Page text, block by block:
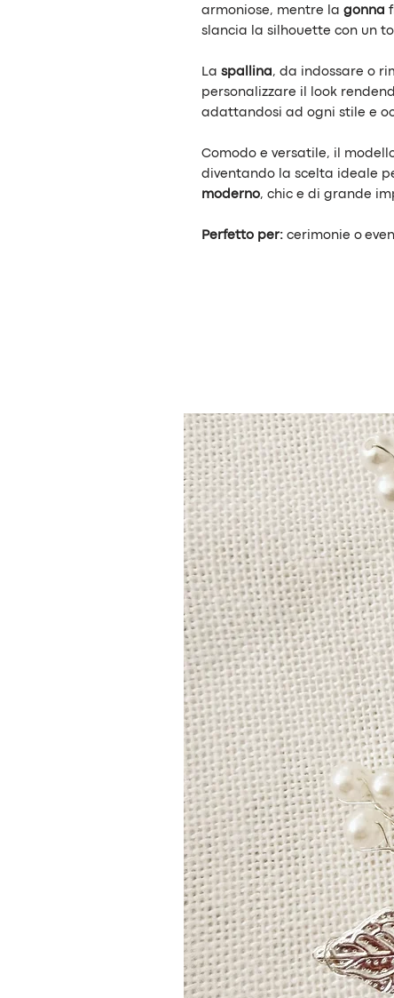
armoniose, mentre la gonna
slancia la silhouette con un
La spallina , da indossare o
personalizzare il look
adattandosi ad ogni stile e
Comodo e versatile, il
diventando la scelta ideale
moderno, chic e di grande
Perfetto per: cerimonie o